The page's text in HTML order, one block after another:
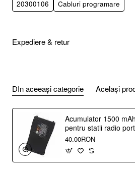
20300106
Cabluri programare
Expediere & retur
DIn aceeași categorie Același
Acumulator 1500 mAh
pentru statii radio
Baofeng BF-888S
40.00RON